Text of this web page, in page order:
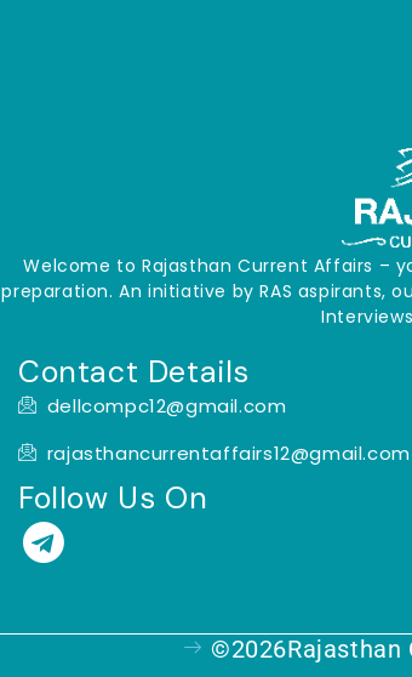
Welcome to Rajasthan Current Affairs –
preparation. An initiative by RAS aspirants,
Contact Details
dellcompc12@gmail.com
rajasthancurrentaffairs12@gmail.com
Follow Us On
T
e
l ©2026Rajasthan